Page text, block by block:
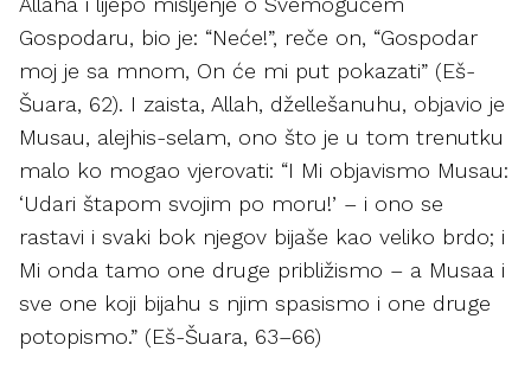
Gospodaru, bio je: “Neće!”, reče on, “Gospodar
moj je sa mnom, On će mi put pokazati” (Eš-
Šuara, 62). I zaista, Allah, džellešanuhu, objavio je
Musau, alejhis-selam, ono što je u tom trenutku
malo ko mogao vjerovati: “I Mi objavismo Musau:
‘Udari štapom svojim po moru!’ – i ono se
rastavi i svaki bok njegov bijaše kao veliko brdo; i
Mi onda tamo one druge približismo – a Musaa i
sve one koji bijahu s njim spasismo i one druge
potopismo.” (Eš-Šuara, 63–66)